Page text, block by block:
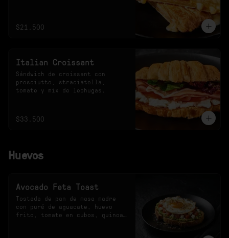
$21.500
Italian Croissant
Sándwich de croissant con
prosciutto, straciatella,
tomate y mix de lechugas.
$33.500
Huevos
Avocado Feta Toast
Tostada de pan de masa madre
con puré de aguacate, huevo
frito, tomate en cubos, quinoa